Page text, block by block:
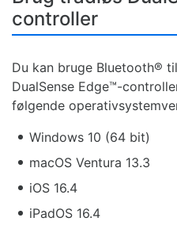
controller
Du kan bruge Bluetooth®
DualSense Edge™-
følgende
Windows 10 (64 bit)
macOS Ventura 13.3
iOS 16.4
iPadOS 16.4